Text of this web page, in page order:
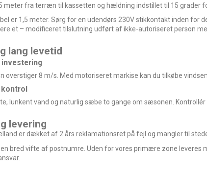
meter fra terræn til kassetten og hældning indstillet til 15 grader
er 1,5 meter. Sørg for en udendørs 230V stikkontakt inden for
et – modificeret tilslutning udført af ikke-autoriseret person
lang levetid
overstiger 8 m/s. Med motoriseret markise kan du tilkøbe
kontrol
lunkent vand og naturlig sæbe to gange om sæsonen.
levering
er dækket af 2 års reklamationsret på fejl og mangler til
bred vifte af postnumre. Uden for vores primære zone leveres